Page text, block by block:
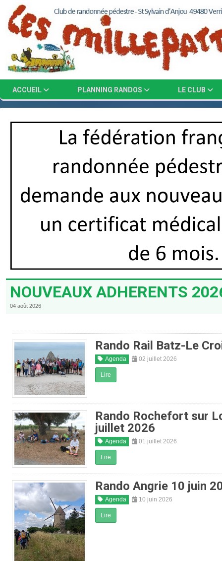
ACCUEIL PLANNING RANDOS LE CLUB
NOUVEAUX ADHERENTS
04 août 2026
Rando Rail Batz-Le
Agenda 02 juillet 2026
Lire
Rando Rochefort sur
juillet 2026
Agenda 01 juillet 2026
Lire
Rando Angrie 10 juin
Agenda 10 juin 2026
Lire
Panneau de gestion des cookies